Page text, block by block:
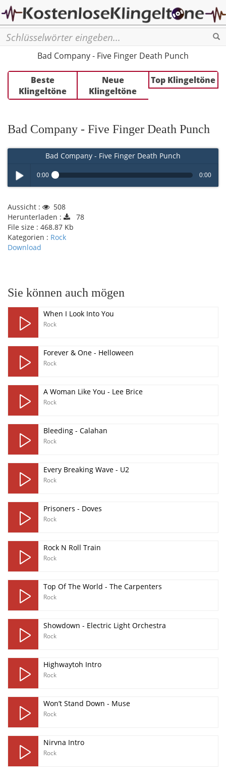
Bad Company - Five Finger Death Punch
Beste
Klingeltöne
Neue
Klingeltöne
Top Klingeltöne
Bad Company - Five Finger Death Punch
Bad Company - Five Finger Death Punch
Play /
0:00 0:00
Aussicht :
508
Herunterladen :
78
File size : 468.87 Kb
Kategorien : Rock
Download
Sie können auch mögen
When I Look Into You
Rock
Forever & One - Helloween
Rock
A Woman Like You - Lee Brice
Rock
Bleeding - Calahan
Rock
Every Breaking Wave - U2
Rock
Prisoners - Doves
Rock
Rock N Roll Train
Rock
Top Of The World - The Carpenters
Rock
Showdown - Electric Light Orchestra
Rock
Highwaytoh Intro
Rock
Won’t Stand Down - Muse
Rock
Nirvna Intro
Rock